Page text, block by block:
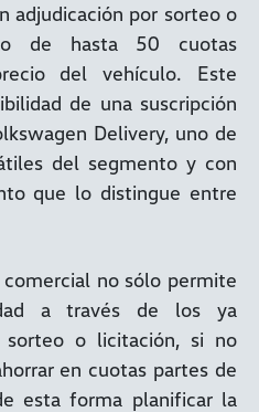
adjudicación por sorteo o
de hasta 50 cuotas
del vehículo. Este
de una suscripción
Delivery, uno de
del segmento y con
que lo distingue entre
no sólo permite
a través de los ya
sorteo o licitación, si no
en cuotas partes de
esta forma planificar la